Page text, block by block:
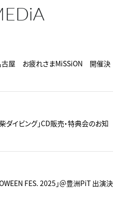
屋 お疲れさまMiSSiON 開催決
ダイビング」CD販売・特典会のお知
FES. 2025」＠豊洲PiT 出演決